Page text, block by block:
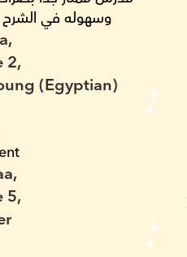
وسهوله في
2,
(Egyptian)
5,